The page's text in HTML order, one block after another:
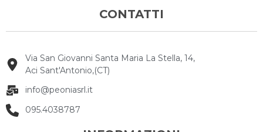
CONTATTI
Via San Giovanni Santa Maria La Stella, 14,
Aci Sant'Antonio,(CT)
info@peoniasrl.it
095.4038787